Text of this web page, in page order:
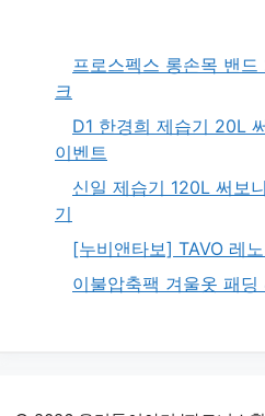
프로스펙스 롱손목 밴
크
D1 한경희 제습기 20L
이벤트
신일 제습기 120L 써보
기
[누비앤타보] TAVO 레
이불압축팩 겨울옷 패